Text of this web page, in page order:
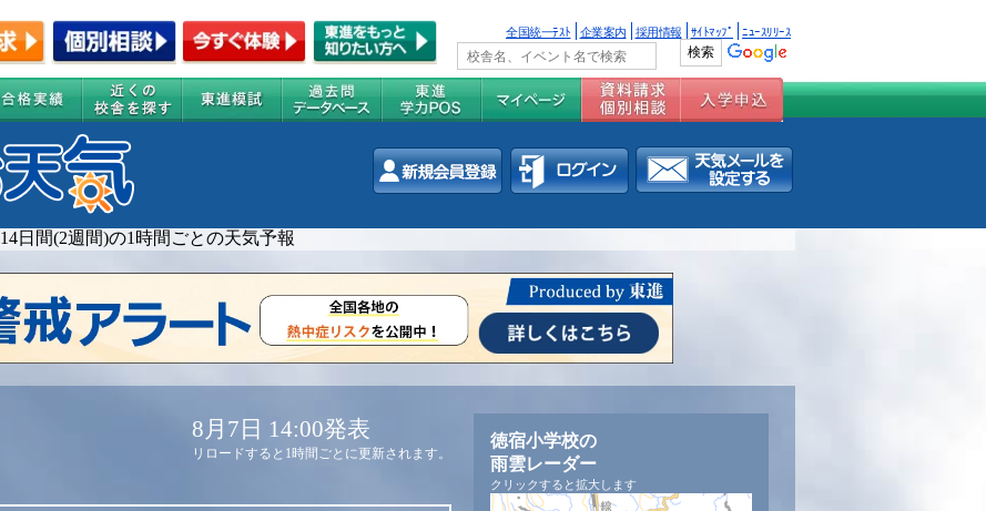
全国統一ﾃｽﾄ 企業案内 採用情報 ｻｲﾄﾏｯﾌﾟ ﾆｭｰｽﾘﾘｰｽ
14日間(2週間)の1時間ごとの天気予報
8月7日 14:00発表
リロードすると1時間ごとに更新されます。
徳宿小学校の
雨雲レーダー
クリックすると拡大します